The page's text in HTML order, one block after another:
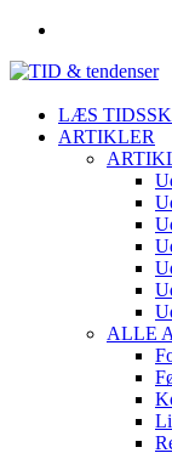
LÆS
ARTIKLER
ALLE